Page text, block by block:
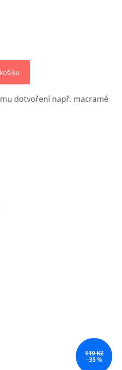
dotvoření např. macramé
119 Kč
–35 %